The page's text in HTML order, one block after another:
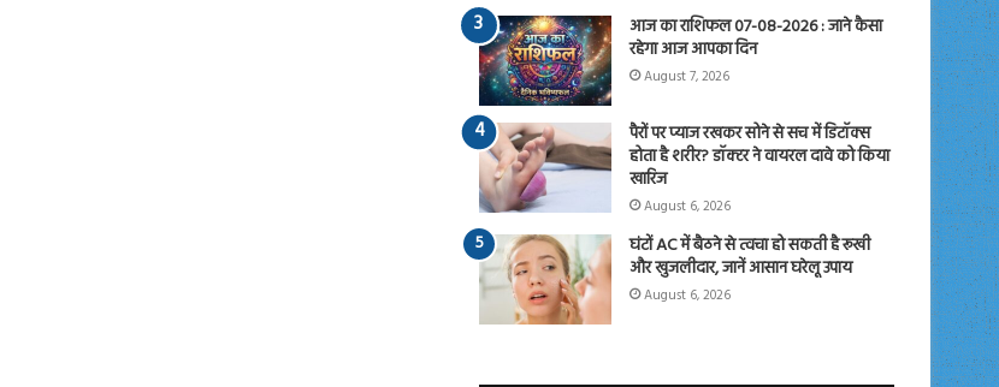
आज का राशिफल 07-08-2026 : जाने कैसा
रहेगा आज आपका दिन
August 7, 2026
पैरों पर प्याज रखकर सोने से सच में डिटॉक्स
होता है शरीर? डॉक्टर ने वायरल दावे को किया
खारिज
August 6, 2026
घंटों AC में बैठने से त्वचा हो सकती है रूखी
और खुजलीदार, जानें आसान घरेलू उपाय
August 6, 2026